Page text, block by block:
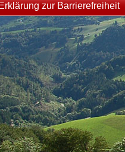
zur Barrierefreiheit